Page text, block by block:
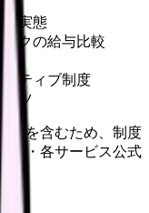
の実態
クの給与比較
ティブ制度
ツ
容を含むため、制度
先・各サービス公式